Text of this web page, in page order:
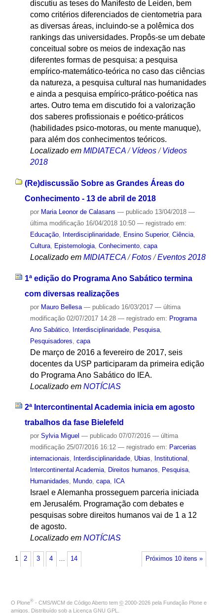
discutiu as teses do Manifesto de Leiden, bem
como critérios diferenciados de cientometria para
as diversas áreas, incluindo-se a polêmica dos
rankings das universidades. Propôs-se um debate
conceitual sobre os meios de indexação nas
diferentes formas de pesquisa: a pesquisa
empírico-matemático-teórica no caso das ciências
da natureza, a pesquisa cultural nas humanidades
e ainda a pesquisa empírico-prático-poética nas
artes. Outro tema em discutido foi a valorização
dos saberes profissionais e poético-práticos
(habilidades psico-motoras, ou mente manuque),
para além dos conhecimentos teóricos.
Localizado em MIDIATECA /Vídeos /Videos
2018
(Re)discussão Sobre as Grandes Áreas do
Conhecimento - 13 de abril de 2018
por Maria Leonor de Calasans — publicado13/04/2018 —
última modificação16/04/2018 10:50 — registrado em:
Educação, Interdisciplinaridade, Ensino Superior, Ciência,
Cultura, Epistemologia, Conhecimento, capa
Localizado em MIDIATECA /Fotos /Eventos 2018
1ª edição do Programa Ano Sabático termina
com diversas realizações
por Mauro Bellesa — publicado16/03/2017 — última
modificação02/07/2017 14:28 — registrado em: Programa
Ano Sabático, Interdisciplinaridade, Pesquisa,
Pesquisadores capa
De março de 2016 a fevereiro de 2017, seis
docentes da USP participaram da primeira edição
do Programa Ano Sabático do IEA.
Localizado em NOTÍCIAS
2ª Intercontinental Academia inicia em agosto
trabalhos da fase Bielefeld
por Sylvia Miguel — publicado07/07/2016 — última
modificação25/07/2016 16:12 — registrado em: Parcerias
internacionais, Interdisciplinaridade, Ubias, Institutional ,
Intercontinental Academia, Direitos humanos, Pesquisa,
Humanidades, Mundo, capa, ICA
Israel e Alemanha prosseguem parceria iniciada
em Jerusalém. Programação com debates e
pesquisas sobre direitos humanos vai de 1 a 12
de agosto.
Localizado em NOTÍCIAS
Próximos 10 itens »
1 2 3 4 … 14
O Plone® - CMS/WCM de Código Aberto tem © 2000-2026 pela Fundação Plone e
amigos. Distribuído sob a Licença GNU GPL